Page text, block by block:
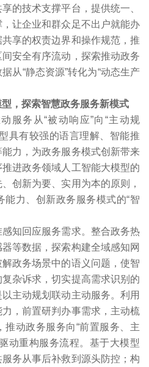
的技术支撑平台，提供统一、
让企业和群众足不出户就能办
享的权责边界和操作规范，推
安全有序流动，探索推动政务
从“静态资源”转化为“动态生产
，探索智慧政务服务新模式
务从“被动响应”向“主动规
具有较强的语言理解、智能推
力，为政务服务模式创新带来
进政务领域人工智能大模型的
创新为要、实用为本的原则，
力、创新政务服务模式的“智
知回应服务需求。整合政务热
等数据，探索构建全域感知网
政务场景中的语义问题，使智
杂诉求，切实提高需求识别的
主动规划联动主动服务。利用
，前置研判办事需求，主动梳
动政务服务向“前置服务、主
动重构服务流程。基于大模型
务从事后补救到源头防控；构